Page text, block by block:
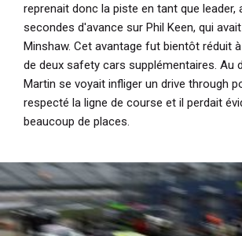
reprenait donc la piste en tant que leader,
secondes d'avance sur Phil Keen, qui
Minshaw. Cet avantage fut bientôt réduit
de deux safety cars supplémentaires. Au
Martin se voyait infliger un drive through
respecté la ligne de course et il perdait
beaucoup de places.